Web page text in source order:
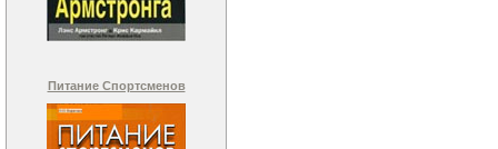
Питание Спортсменов